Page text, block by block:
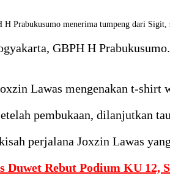
Prabukusumo menerima tumpeng dari Sigit,
GBPH H
Lawas mengenakan t-shirt
pembukaan, dilanjutkan
perjalana Joxzin Lawas
Duwet Rebut Podium KU 12,